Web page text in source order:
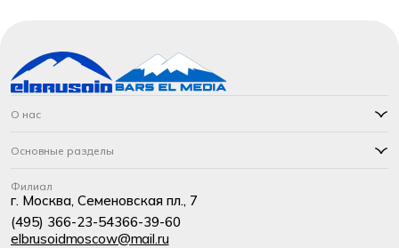
О нас
Основные разделы
Филиал
г. Москва, Семеновская пл., 7
(495) 366-23-54366-39-60
elbrusoidmoscow@mail.ru